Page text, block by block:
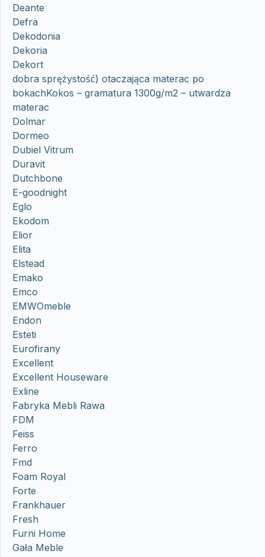
Deante
Defra
Dekodonia
Dekoria
Dekort
dobra sprężystość) otaczająca materac po
bokachKokos – gramatura 1300g/m2 – utwardza
materac
Dolmar
Dormeo
Dubiel Vitrum
Duravit
Dutchbone
E-goodnight
Eglo
Ekodom
Elior
Elita
Elstead
Emako
Emco
EMWOmeble
Endon
Esteti
Eurofirany
Excellent
Excellent Houseware
Exline
Fabryka Mebli Rawa
FDM
Feiss
Ferro
Fmd
Foam Royal
Forte
Frankhauer
Fresh
Furni Home
Gała Meble